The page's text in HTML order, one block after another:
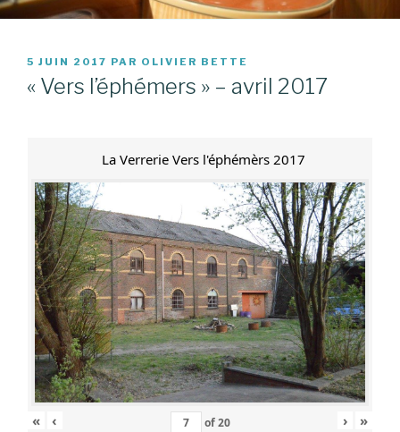
PUBLIÉ
LE
5 JUIN 2017 PAR OLIVIER BETTE
« Vers l’éphémers » – avril 2017
La Verrerie Vers l'éphémèrs 2017
« ‹ of20 › »